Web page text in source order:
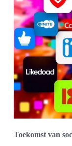
Toekomst van